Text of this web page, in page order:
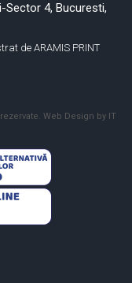
Sector 4, Bucuresti,
de ARAMIS PRINT
Web Design by IT